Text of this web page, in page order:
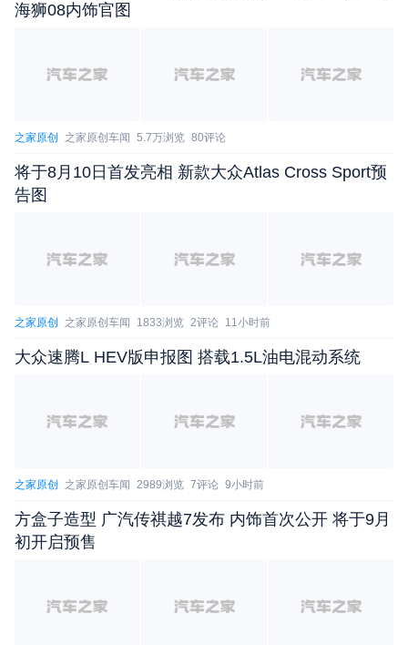
海狮08内饰官图
之家原创 之家原创车闻 5.7万浏览 80评论
将于8月10日首发亮相 新款大众Atlas Cross Sport预
告图
之家原创 之家原创车闻 1833浏览 2评论 11小时前
大众速腾L HEV版申报图 搭载1.5L油电混动系统
之家原创 之家原创车闻 2989浏览 7评论 9小时前
方盒子造型 广汽传祺越7发布 内饰首次公开 将于9月
初开启预售